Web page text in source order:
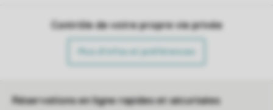
Contrôle de votre propre vie privée
Plus d’infos et préférences
Réservations en ligne rapides et sécurisées